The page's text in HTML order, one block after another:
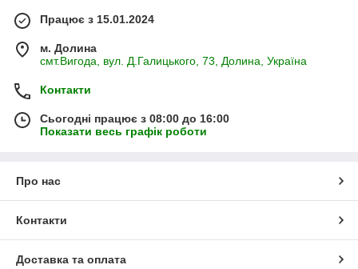
Працює з 15.01.2024
м. Долина
смт.Вигода, вул. Д.Галицького, 73, Долина, Україна
Контакти
Сьогодні працює з 08:00 до 16:00
Показати весь графік роботи
Про нас
Контакти
Доставка та оплата